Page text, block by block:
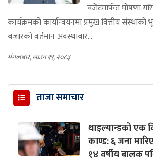
बजेटमार्फत घोषणा
कार्यक्रमको कार्यान्वयनमा प्रमुख वित्तीय संस्थाको
बजारको वर्तमान अवस्थाबार...
मंगलबार, साउन १९, २०८३
ताजा समाचार
थाइल्यान्डको एक
काण्ड: ६ जना
१४ वर्षीय बालक